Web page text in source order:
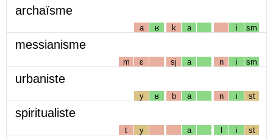
archaïsme
a ʁ k a i sm
messianisme
m ɛ sj a n i sm
urbaniste
y ʁ b a n i st
spiritualiste
t y a l i st